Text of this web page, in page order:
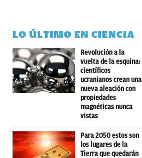
LO ÚLTIMO EN CIENCIA
Revolución a la
vuelta de la esquina:
científicos
ucranianos crean una
nueva aleación con
propiedades
magnéticas nunca
vistas
Para 2050 estos son
los lugares de la
Tierra que quedarán